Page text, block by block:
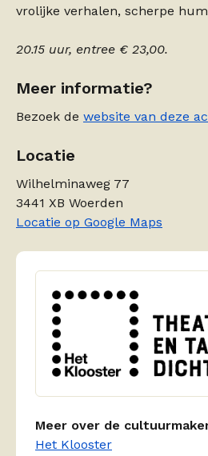
vrolijke verhalen, scherpe
20.15 uur, entree € 23,00.
Meer informatie?
Bezoek de website van deze
Locatie
Wilhelminaweg 77
3441 XB Woerden
Locatie op Google Maps
Meer over de
Het Klooster